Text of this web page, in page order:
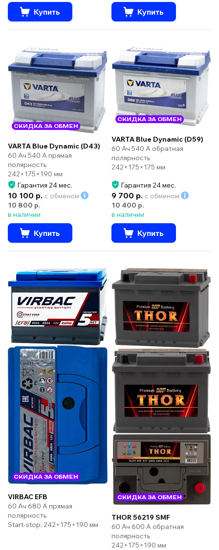
Купить Купить
СКИДКА ЗА ОБМЕН
VARTA Blue Dynamic (D43)
60 Ач 540 А прямая
полярность
242×175×190 мм
Гарантия 24 мес.
10 100 р. с обменом
10 800 р.
в наличии
Купить
СКИДКА ЗА ОБМЕН
VARTA Blue Dynamic (D59)
60 Ач 540 А обратная
полярность
242×175×175 мм
Гарантия 24 мес.
9 700 р. с обменом
10 400 р.
в наличии
Купить
СКИДКА ЗА ОБМЕН
VIRBAC EFB
60 Ач 680 А прямая
полярность
Start-stop, 242×175×190 мм
СКИДКА ЗА ОБМЕН
THOR 56219 SMF
60 Ач 600 А обратная
полярность
242×175×190 мм